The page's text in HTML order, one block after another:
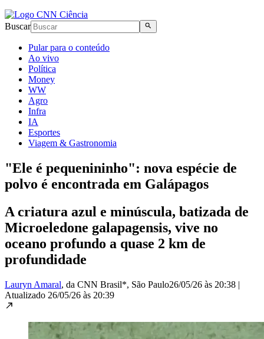
Buscar
Pular para o conteúdo
Ao vivo
Política
Money
WW
Agro
Infra
IA
Esportes
Viagem & Gastronomia
"Ele é pequenininho": nova espécie de
polvo é encontrada em Galápagos
A criatura azul e minúscula, batizada de
Microeledone galapagensis, vive no
oceano profundo a quase 2 km de
profundidade
Lauryn Amaral, da CNN Brasil*, São Paulo26/05/26 às 20:38 |
Atualizado 26/05/26 às 20:39